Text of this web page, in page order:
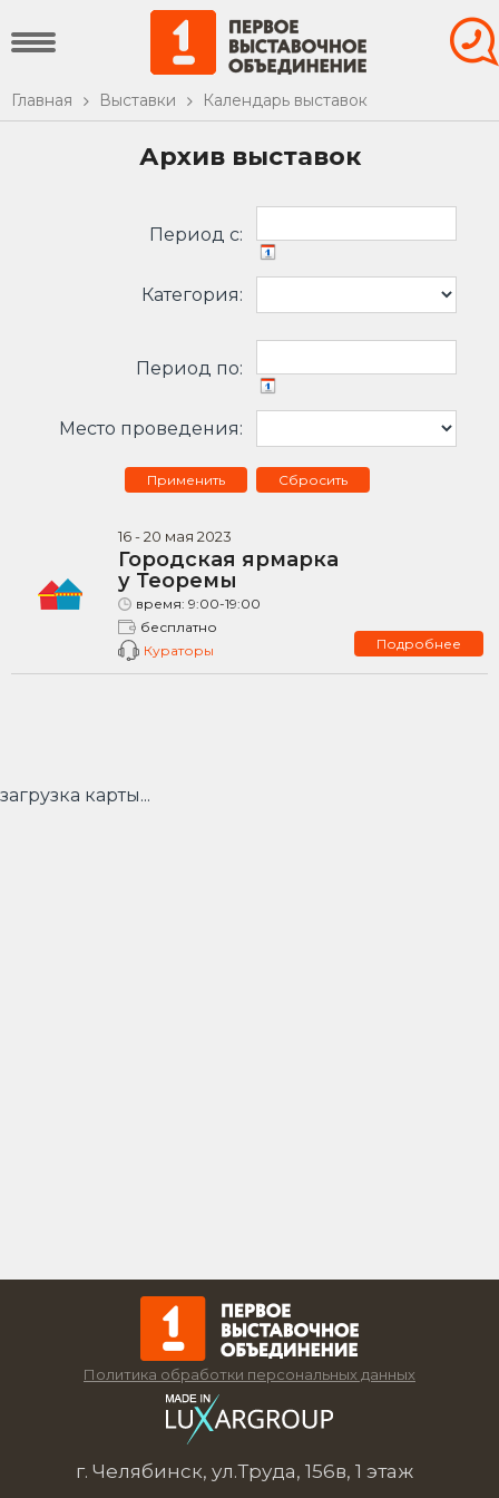
Главная Выставки Календарь выставок
Архив выставок
Период c:
Категория:
Период по:
Место проведения:
Сбросить
16-20 мая 2023
Городская ярмарка
у Теоремы
время: 9:00-19:00
бесплатно
Кураторы
Подробнее
загрузка карты...
Политика обработки персональных данных
г. Челябинск, ул.Труда, 156в, 1 этаж